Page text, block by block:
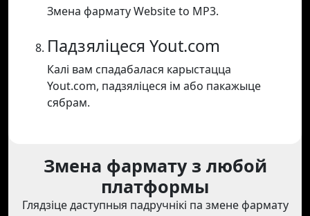
Змена фармату Website to MP3.
Падзяліцеся Yout.com
Калі вам спадабалася карыстацца
Yout.com, падзяліцеся ім або пакажыце
сябрам.
Змена фармату з любой
платформы
Глядзіце даступныя падручнікі па змене фармату